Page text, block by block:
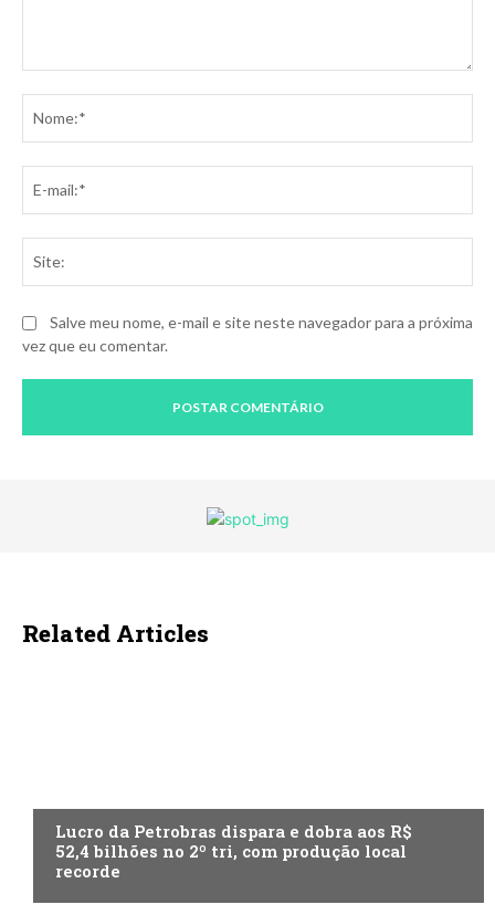
Salve meu nome, e-mail e site neste navegador para a próxima
vez que eu comentar.
Related Articles
Lucro da Petrobras dispara e dobra aos R$
52,4 bilhões no 2º tri, com produção local
recorde